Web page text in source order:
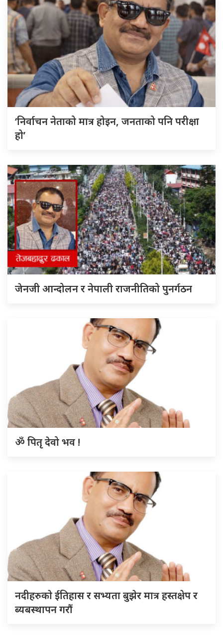
‘निर्वाचन नेताको मात्र होइन, जनताको पनि परीक्षा
हो’
जेनजी आन्दोलन र नेपाली राजनीतिको पुनर्गठन
ॐ पितृ देवो भव !
नदीहरुकाे ईतिहास र सभ्यता बुझेर मात्र हस्तक्षेप र
ब्यबस्थापन गराैं